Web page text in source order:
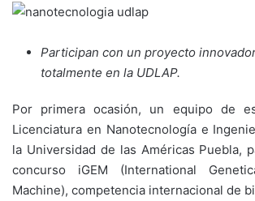
Participan con un proyecto
totalmente en la UDLAP.
Por primera ocasión, un equipo de
Licenciatura en Nanotecnología e
la Universidad de las Américas Puebla,
concurso iGEM (International
Machine), competencia internacional de